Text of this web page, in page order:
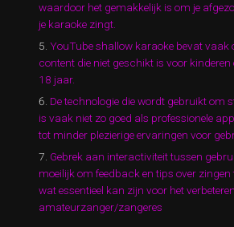
waardoor het gemakkelijk is om je
je karaoke zingt.
YouTube shallow karaoke bevat vaak
content die niet geschikt is voor kinderen
18 jaar.
De technologie die wordt gebruikt om
is vaak niet zo goed als professionele
tot minder plezierige ervaringen voor
Gebrek aan interactiviteit tussen
moeilijk om feedback en tips over zingen
wat essentieel kan zijn voor het
amateurzanger/zangeres